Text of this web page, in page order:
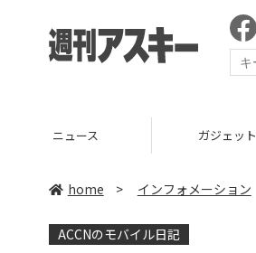
ニュース ガジェット
home > インフォメーション
ACCNのモバイル日記